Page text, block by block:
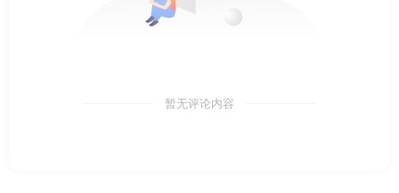
暂无评论内容